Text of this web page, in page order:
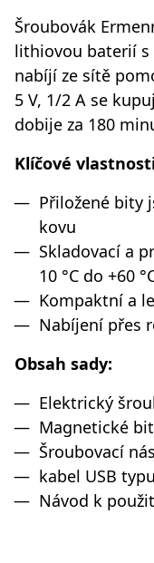
Šroubovák
lithiovou baterií s
nabíjí ze sítě
5 V, 1/2 A se
dobije za 180
Klíčové
Přiložené bity
kovu
Skladovací a
10 °C do +60
Kompaktní a
Nabíjení přes
Obsah sady:
Elektrický
Magnetické
Šroubovací
kabel USB
Návod k